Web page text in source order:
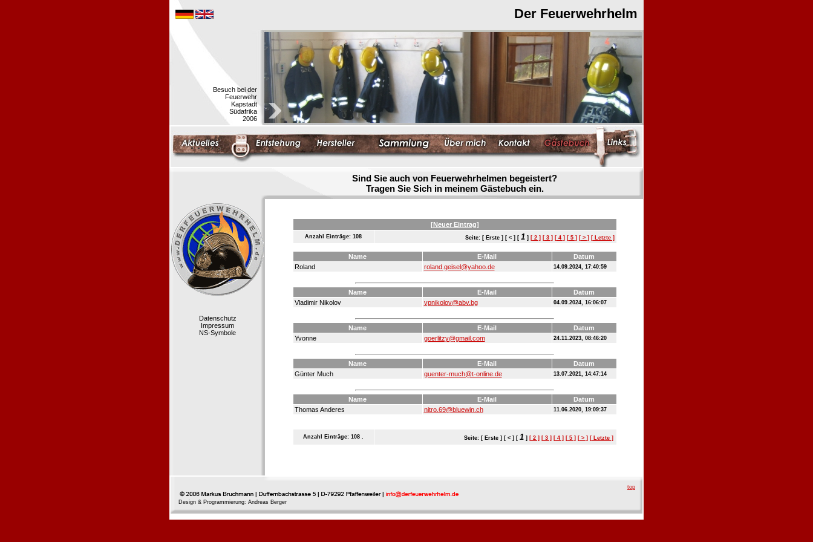
Der Feuerwehrhelm
Besuch bei der
Feuerwehr
Kapstadt
Südafrika
2006
Sind Sie auch von Feuerwehrhelmen begeistert?
Tragen Sie Sich in meinem Gästebuch ein.
Datenschutz
Impressum
NS-Symbole
[Neuer Eintrag]
Anzahl Einträge: 108 Seite: [ Erste ] [ < ] [ 1] [ 2 ] [ 3 ] [ 4 ] [ 5 ] [ > ] [ Letzte ]
Name E-Mail
Datum
Roland
roland.geisel@yahoo.de 14.09.2024, 17:40:59
Name E-Mail
Datum
Vladimir Nikolov
vpnikolov@abv.bg 04.09.2024, 16:06:07
Name E-Mail
Datum
Yvonne
goerlitzy@gmail.com 24.11.2023, 08:46:20
Name E-Mail
Datum
Günter Much
guenter-much@t-online.de 13.07.2021, 14:47:14
Name E-Mail
Datum
Thomas Anderes
nitro.69@bluewin.ch 11.06.2020, 19:09:37
Anzahl Einträge: 108 . Seite: [ Erste ] [ < ] [ 1] [ 2 ] [ 3 ] [ 4 ] [ 5 ] [ > ] [ Letzte ]
Design & Programmierung: Andreas Berger
top